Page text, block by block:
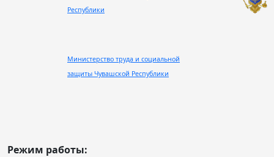
Республики
Министерство труда и социальной
защиты Чувашской Республики
Режим работы: